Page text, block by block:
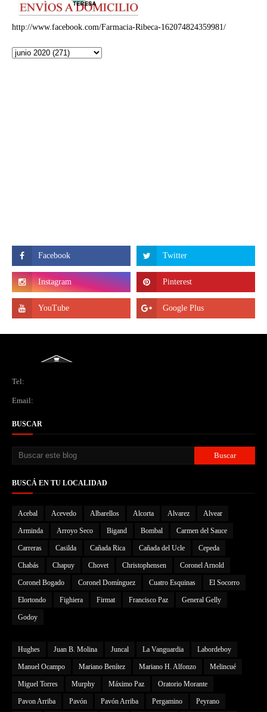
http://www.facebook.com/Farmacia-Ribeca-162074824359981/
Tel:
Email:
BUSCAR
BUSCÁ EN TU LOCALIDAD
Acebal Acevedo Albarellos Alcorta Alvarez Alvear
Arminda Arroyo Seco Bigand Bombal Carmen del Sauce
Carreras Casilda Cañada Rica Cañada del Ucle Cepeda
Chabás Chapuy Chovet Christophensen Coronel Arnold
Coronel Bogado Coronel Domínguez Cuatro Esquinas El Socorro
Elortondo Fighiera Firmat Francisco Paz General Gelly
Godoy
Hughes Juan B. Molina Juncal La Vanguardia Labordeboy
Manuel Ocampo Mariano Benítez Mariano H. Alfonzo Melincué
Miguel Torres Murphy Máximo Paz Oratorio Morante
Pavon Arriba Pavón Pavón Arriba Pergamino Peyrano